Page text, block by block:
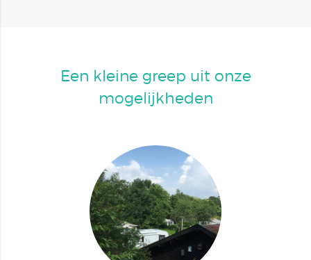
Een kleine greep uit onze
mogelijkheden